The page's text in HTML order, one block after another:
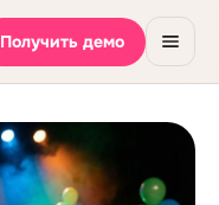
Получить демо